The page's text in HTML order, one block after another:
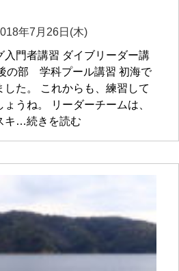
年7月26日(木)
門者講習 ダイブリーダー講
部 学科プール講習 初海で
した。 これからも、練習して
うね。 リーダーチームは、
キ…続きを読む